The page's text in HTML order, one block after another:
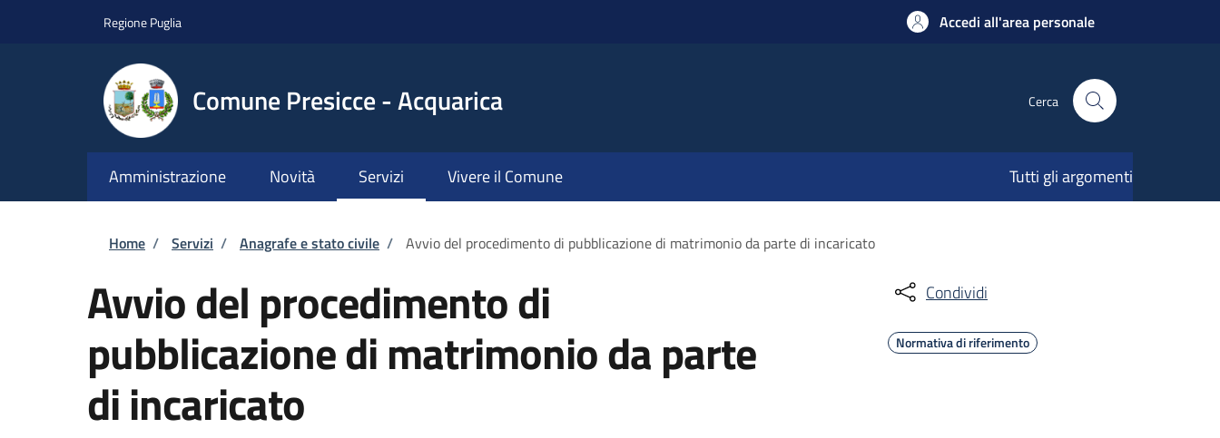
Regione Puglia Accedi all'area personale
Comune Presicce - Acquarica Cerca
Amministrazione Novità Servizi Vivere il Comune Tutti gli argomenti
Briciole di pane
Home / Servizi / Anagrafe e stato civile / Avvio del procedimento di pubblicazione di matrimonio da parte di incaricato
Avvio del procedimento di
pubblicazione di matrimonio da parte
di incaricato
Condividi
Normativa di riferimento